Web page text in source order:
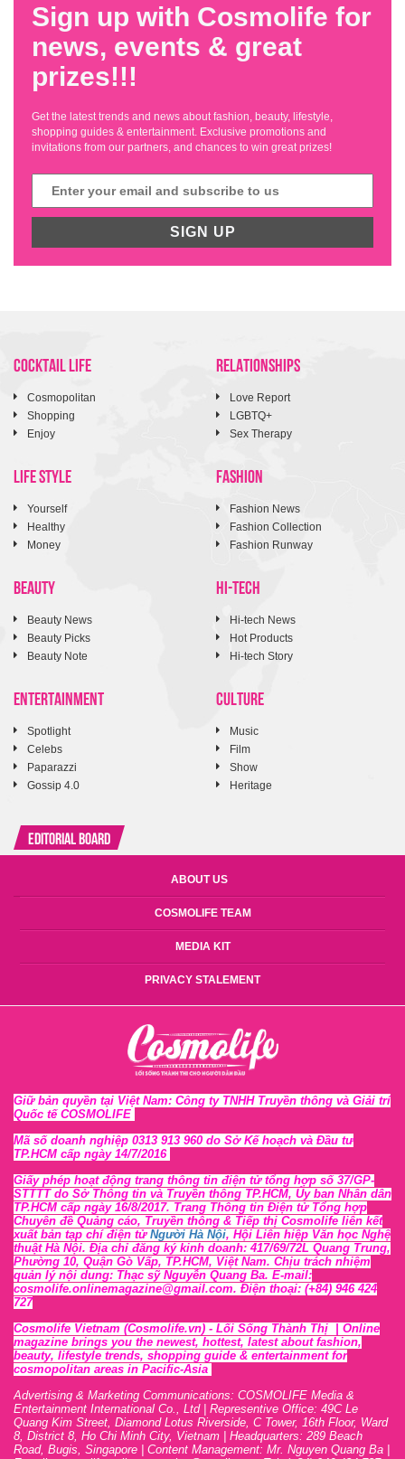
Sign up with Cosmolife for
news, events & great
prizes!!!
Get the latest trends and news about fashion, beauty, lifestyle,
shopping guides & entertainment. Exclusive promotions and
invitations from our partners, and chances to win great prizes!
SIGN UP
COCKTAIL LIFE
Cosmopolitan
Shopping
Enjoy
RELATIONSHIPS
Love Report
LGBTQ+
Sex Therapy
LIFE STYLE
Yourself
Healthy
Money
FASHION
Fashion News
Fashion Collection
Fashion Runway
BEAUTY
Beauty News
Beauty Picks
Beauty Note
HI-TECH
Hi-tech News
Hot Products
Hi-tech Story
ENTERTAINMENT
Spotlight
Celebs
Paparazzi
Gossip 4.0
CULTURE
Music
Film
Show
Heritage
Editorial Board
ABOUT US
COSMOLIFE TEAM
MEDIA KIT
PRIVACY STALEMENT
Giữ bản quyền tại Việt Nam: Công ty TNHH Truyền thông và Giải trí
Quốc tế COSMOLIFE
Mã số doanh nghiệp 0313 913 960 do Sở Kế hoạch và Đầu tư
TP.HCM cấp ngày 14/7/2016
Giấy phép hoạt động trang thông tin điện tử tổng hợp số 37/GP-
STTTT do Sở Thông tin và Truyền thông TP.HCM, Ủy ban Nhân dân
TP.HCM cấp ngày 16/8/2017. Trang Thông tin Điện tử Tổng hợp
Chuyên đề Quảng cáo, Truyền thông & Tiếp thị Cosmolife liên kết
xuất bản tạp chí điện tử Người Hà Nội, Hội Liên hiệp Văn học Nghệ
thuật Hà Nội. Địa chỉ đăng ký kinh doanh: 417/69/72L Quang Trung,
Phường 10, Quận Gò Vấp, TP.HCM, Việt Nam. Chịu trách nhiệm
quản lý nội dung: Thạc sỹ Nguyễn Quang Ba. E-mail:
cosmolife.onlinemagazine@gmail.com. Điện thoại: (+84) 946 424
727
Cosmolife Vietnam (Cosmolife.vn) - Lối Sống Thành Thị | Online
magazine brings you the newest, hottest, latest about fashion,
beauty, lifestyle trends, shopping guide & entertainment for
cosmopolitan areas in Pacific-Asia
Advertising & Marketing Communications: COSMOLIFE Media &
Entertainment International Co., Ltd | Representive Office: 49C Le
Quang Kim Street, Diamond Lotus Riverside, C Tower, 16th Floor, Ward
8, District 8, Ho Chi Minh City, Vietnam | Headquarters: 289 Beach
Road, Bugis, Singapore | Content Management: Mr. Nguyen Quang Ba |